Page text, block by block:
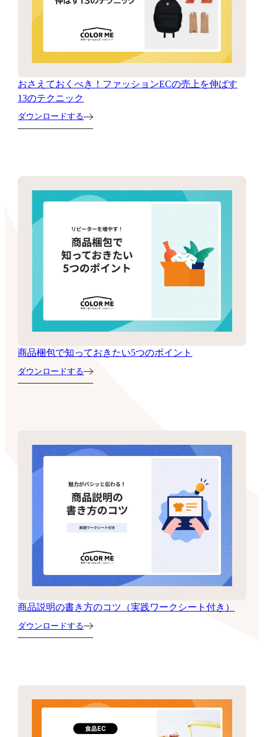
おさえておくべき！ファッションECの売上を伸ばす
13のテクニック
ダウンロードする
商品梱包で知っておきたい5つのポイント
ダウンロードする
商品説明の書き方のコツ（実践ワークシート付き）
ダウンロードする